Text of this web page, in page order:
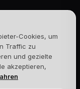
Cookies, um
Traffic zu
und gezielte
akzeptieren,